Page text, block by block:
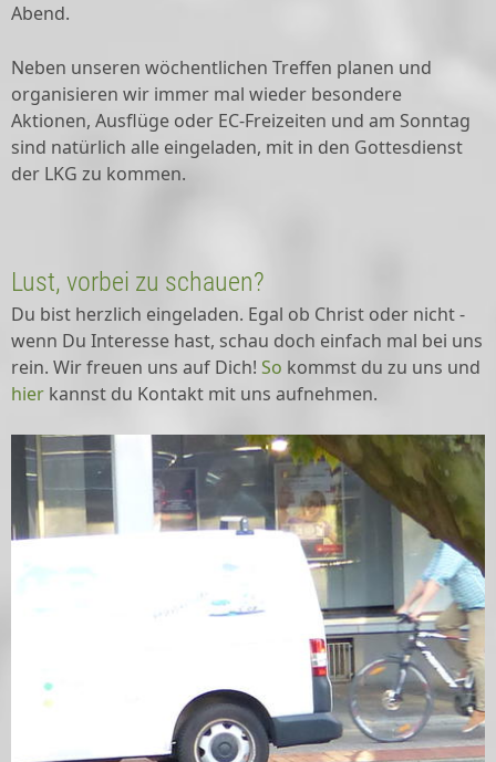
Abend.
Neben unseren wöchentlichen Treffen planen und
organisieren wir immer mal wieder besondere
Aktionen, Ausflüge oder EC-Freizeiten und am Sonntag
sind natürlich alle eingeladen, mit in den Gottesdienst
der LKG zu kommen.
Lust, vorbei zu schauen?
Du bist herzlich eingeladen. Egal ob Christ oder nicht -
wenn Du Interesse hast, schau doch einfach mal bei uns
rein. Wir freuen uns auf Dich! So kommst du zu uns und
hier kannst du Kontakt mit uns aufnehmen.